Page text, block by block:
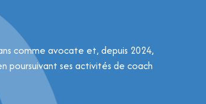
comme avocate et, depuis 2024,
poursuivant ses activités de coach